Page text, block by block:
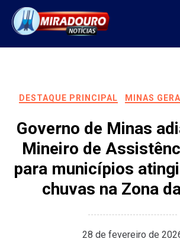
content
DESTAQUE PRINCIPAL MINAS
Governo de Minas
Mineiro de
para municípios
chuvas na Zona
28 de fevereiro de